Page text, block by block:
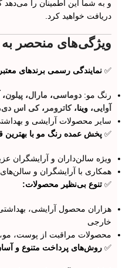
و به شما این اطمینان را می‌دهد
دریافت خواهید کرد.
ویژگی‌های منحصر
✅ نمایندگی رسمی برندهای
رنگ مو: دوماسی، مارال، پیلون
آوایی، وینا،کاترومر ، کی اس دی
سایر محصولات آرایشی و
✅ پخش عمده رنگ مو با بهترین
ویژه سالن‌داران و آرایشگران
همکاری با آرایشگران و
✅ تنوع بی‌نظیر محصولات:
هزاران محصول آرایشی،
خارجی
محصولات مراقبت از پوست،
✅ روش‌های پرداخت متنوع و